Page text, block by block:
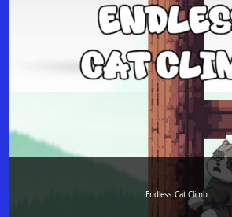
Endless Cat Climb